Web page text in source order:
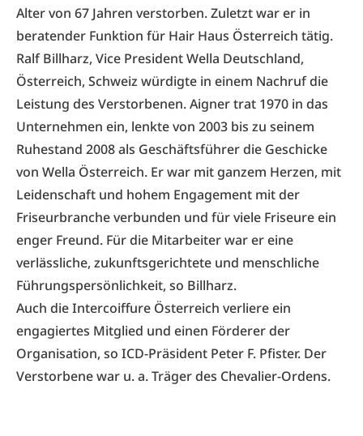
Alter von 67 Jahren verstorben. Zuletzt war er in
beratender Funktion für Hair Haus Österreich tätig.
Ralf Billharz, Vice President Wella Deutschland,
Österreich, Schweiz würdigte in einem Nachruf die
Leistung des Verstorbenen. Aigner trat 1970 in das
Unternehmen ein, lenkte von 2003 bis zu seinem
Ruhestand 2008 als Geschäftsführer die Geschicke
von Wella Österreich. Er war mit ganzem Herzen, mit
Leidenschaft und hohem Engagement mit der
Friseurbranche verbunden und für viele Friseure ein
enger Freund. Für die Mitarbeiter war er eine
verlässliche, zukunftsgerichtete und menschliche
Führungspersönlichkeit, so Billharz.
Auch die Intercoiffure Österreich verliere ein
engagiertes Mitglied und einen Förderer der
Organisation, so ICD-Präsident Peter F. Pfister. Der
Verstorbene war u. a. Träger des Chevalier-Ordens.